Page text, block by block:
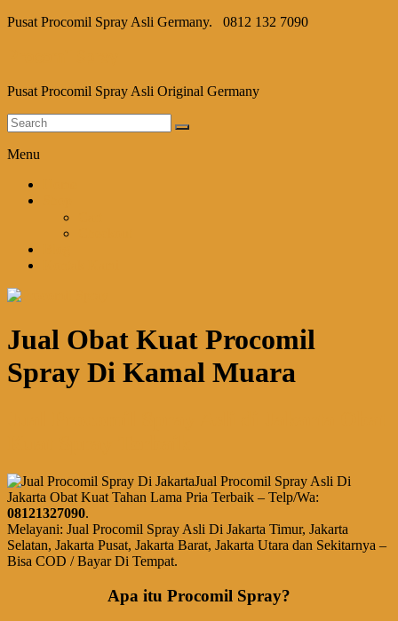
Pusat Procomil Spray Asli Germany. 0812 132 7090
Pusat Procomil Spray Asli Original Germany
Menu
Jual Obat Kuat Procomil
Spray Di Kamal Muara
Jual Procomil Spray Asli Di
Jakarta Obat Kuat Tahan Lama Pria Terbaik – Telp/Wa:
08121327090.
Melayani: Jual Procomil Spray Asli Di Jakarta Timur, Jakarta
Selatan, Jakarta Pusat, Jakarta Barat, Jakarta Utara dan Sekitarnya –
Bisa COD / Bayar Di Tempat.
Apa itu Procomil Spray?